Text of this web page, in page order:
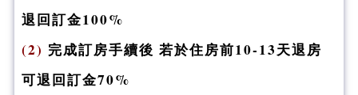
退回訂金100%
(2) 完成訂房手續後 若於住房前10-13天退房
可退回訂金70%